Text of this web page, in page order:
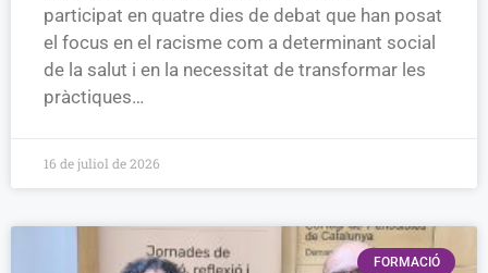
participat en quatre dies de debat que han posat
el focus en el racisme com a determinant social
de la salut i en la necessitat de transformar les
pràctiques…
16 de juliol de 2026
FORMACIÓ